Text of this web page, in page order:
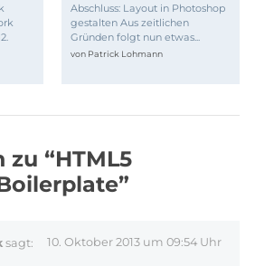
Abschluss: Layout in Photoshop
gestalten Aus zeitlichen
Gründen folgt nun etwas...
von Patrick Lohmann
“HTML5
sagt: 10. Oktober 2013 um 09:54 Uhr